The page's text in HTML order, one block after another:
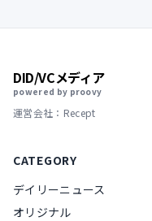
DID/VCメディア
powered by proovy
運営会社：Recept
CATEGORY
デイリーニュース
オリジナル